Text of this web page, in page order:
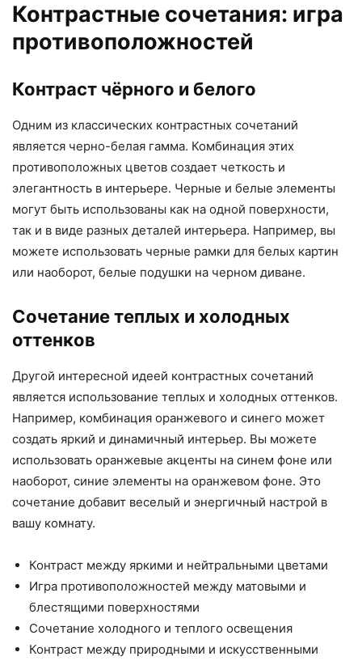
Контрастные сочетания: игра
противоположностей
Контраст чёрного и белого
Одним из классических контрастных сочетаний
является черно-белая гамма. Комбинация этих
противоположных цветов создает четкость и
элегантность в интерьере. Черные и белые элементы
могут быть использованы как на одной поверхности,
так и в виде разных деталей интерьера. Например, вы
можете использовать черные рамки для белых картин
или наоборот, белые подушки на черном диване.
Сочетание теплых и холодных
оттенков
Другой интересной идеей контрастных сочетаний
является использование теплых и холодных оттенков.
Например, комбинация оранжевого и синего может
создать яркий и динамичный интерьер. Вы можете
использовать оранжевые акценты на синем фоне или
наоборот, синие элементы на оранжевом фоне. Это
сочетание добавит веселый и энергичный настрой в
вашу комнату.
Контраст между яркими и нейтральными цветами
Игра противоположностей между матовыми и
блестящими поверхностями
Сочетание холодного и теплого освещения
Контраст между природными и искусственными